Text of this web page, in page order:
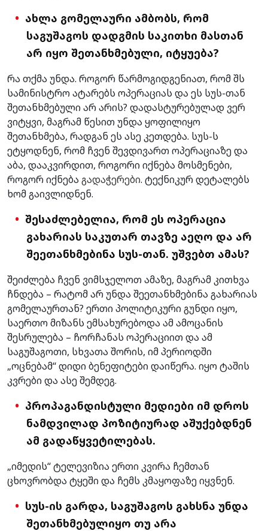
ახლა გომელაური ამბობს, რომ
საგუშაგოს დადგმის საკითხი მასთან
არ იყო შეთანხმებული, იტყუება?
რა თქმა უნდა. როგორ წარმოგიდგენიათ, რომ შს
სამინისტრო ატარებს ოპერაციას და ეს სუს-თან
შეთანხმებული არ არის? დადასტურებულად ვერ
ვიტყვი, მაგრამ წესით უნდა ყოფილიყო
შეთანხმება, რადგან ეს ასე კეთდება. სუს-ს
ეტყოდნენ, რომ ჩვენ შევდივართ ოპერაციაზე და
აბა, დააკვირდით, როგორი იქნება მოსმენები,
როგორ იქნება გადაჭერები. ტექნიკურ დეტალებს
ხომ გაივლიდნენ.
შესაძლებელია, რომ ეს ოპერაცია
გახარიას საკუთარ თავზე აეღო და არ
შეეთანხმებინა სუს-თან. უშვებთ ამას?
შეიძლება ჩვენ ვიმსჯელოთ ამაზე, მაგრამ კითხვა
ჩნდება – რატომ არ უნდა შეეთანხმებინა გახარიას
გომელაურთან? ერთი პოლიტიკური გუნდი იყო,
საერთო მიზანს ემსახურებოდა ამ ამოცანის
შესრულება – ჩორჩანას ოპერაციით და ამ
საგუშაგოთი, სხვათა შორის, იმ პერიოდში
„ოცნებამ“ დიდი ბენეფიტები დაიწერა. იყო ტაშის
კვრები და ასე შემდეგ.
პროპაგანდისტული მედიები იმ დროს
ნამდვილად პოზიტიურად აშუქებდნენ
ამ გადაწყვეტილებას.
„იმედის“ ტელევიზია ერთი კვირა ჩემთან
ცხოვრობდა ტყეში და ჩემს კმაყოფაზე იყვნენ.
სუს-ის გარდა, საგუშაგოს გახსნა უნდა
შეთანხმებულიყო თუ არა